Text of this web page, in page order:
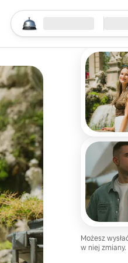
Rozpocznij wyszukiwanie
Lokalizacja
Możesz
w niej zmiany.
mówi po angielsku, a rezultat